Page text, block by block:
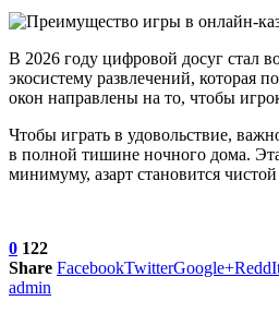
В 2026 году цифровой досуг стал
экосистему развлечений, которая
окон направлены на то, чтобы
Чтобы играть в удовольствие,
в полной тишине ночного дома.
минимуму, азарт становится
0 122
Share FacebookTwitterGoogle+
admin